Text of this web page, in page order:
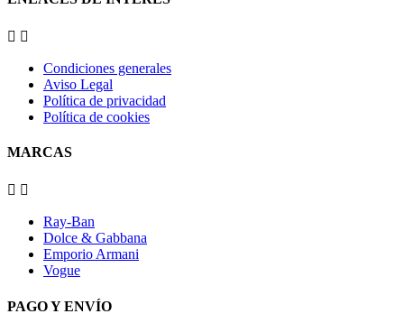
 
Condiciones generales
Aviso Legal
Política de privacidad
Política de cookies
MARCAS
 
Ray-Ban
Dolce & Gabbana
Emporio Armani
Vogue
PAGO Y ENVÍO